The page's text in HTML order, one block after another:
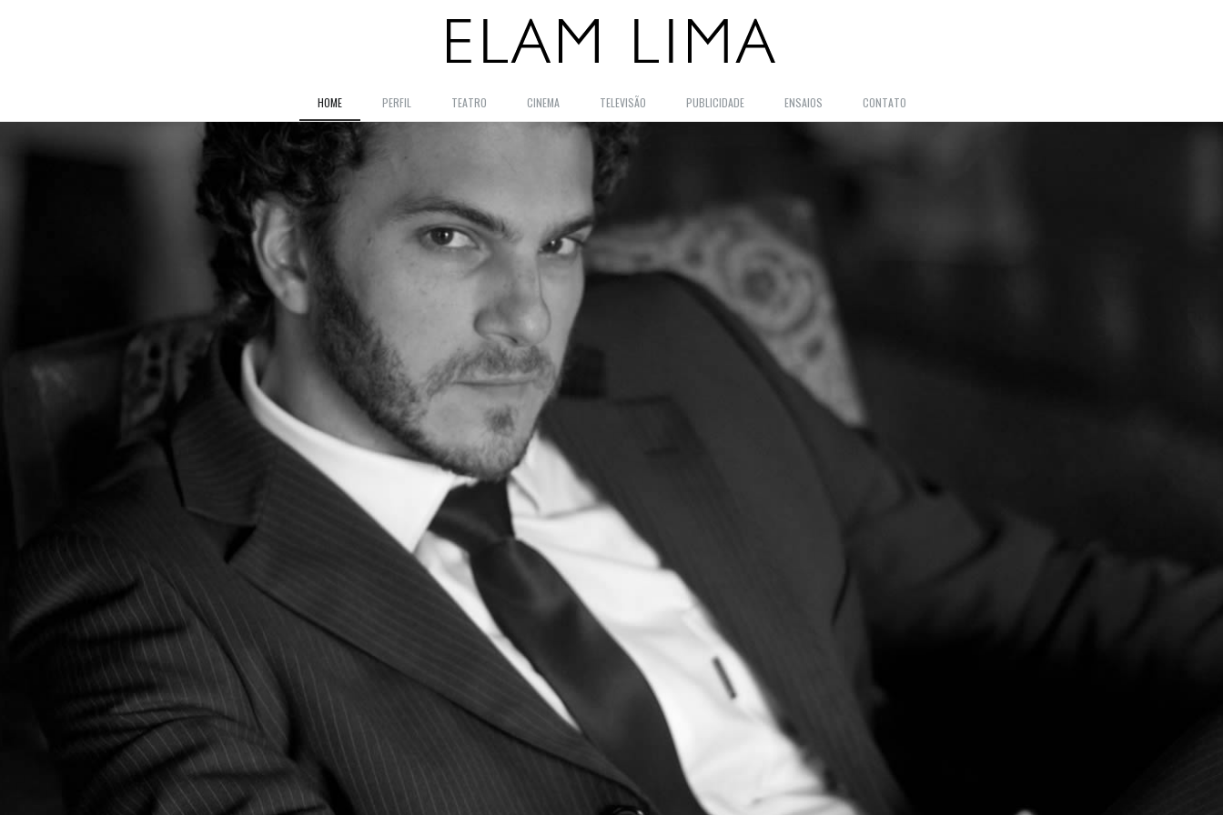
HOME PERFIL TEATRO CINEMA TELEVISÃO PUBLICIDADE ENSAIOS CONTATO